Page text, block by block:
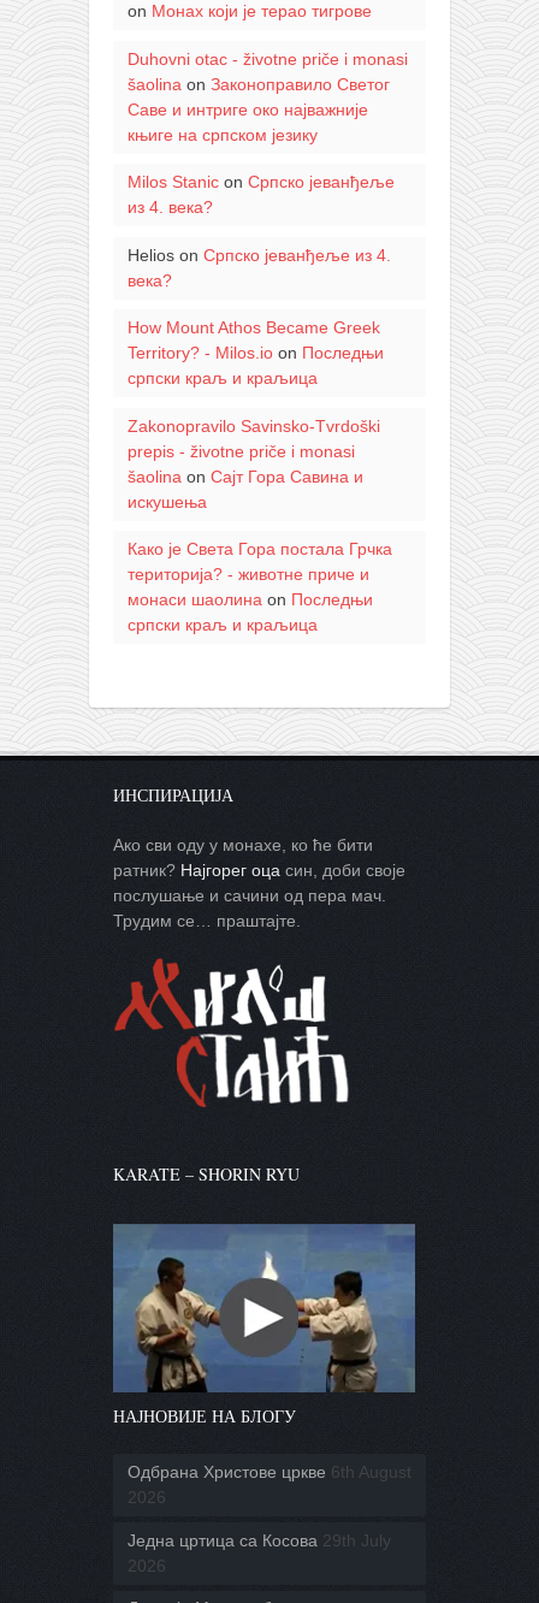
on Монах који је терао тигрове
Duhovni otac - životne priče i monasi
šaolina on Законоправило Светог
Саве и интриге око најважније
књиге на српском језику
Milos Stanicon Српско јеванђеље
из 4. века?
Helioson Српско јеванђеље из 4.
века?
How Mount Athos Became Greek
Territory? - Milos.ioon Последњи
српски краљ и краљица
Zakonopravilo Savinsko-Tvrdoški
prepis - životne priče i monasi
šaolina on Сајт Гора Савина и
искушења
Како је Света Гора постала Грчка
територија? - животне приче и
монаси шаолинаon Последњи
српски краљ и краљица
ИНСПИРАЦИЈА
Ако сви оду у монахе, ко ће бити
ратник? Најгорег оца син, доби своје
послушање и сачини од пера мач.
Трудим се… праштајте.
KARATE – SHORIN RYU
НАЈНОВИЈЕ НА БЛОГУ
Одбрана Христове цркве 6th August
2026
Једна цртица са Косова 29th July
2026